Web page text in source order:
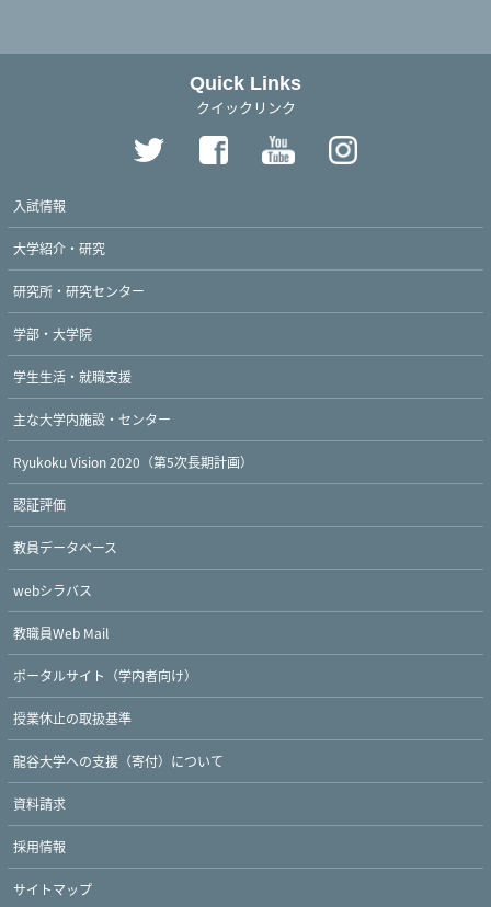
Quick Links
クイックリンク
入試情報
大学紹介・研究
研究所・研究センター
学部・大学院
学生生活・就職支援
主な大学内施設・センター
Ryukoku Vision 2020（第5次長期計画）
認証評価
教員データベース
webシラバス
教職員Web Mail
ポータルサイト（学内者向け）
授業休止の取扱基準
龍谷大学への支援（寄付）について
資料請求
採用情報
サイトマップ